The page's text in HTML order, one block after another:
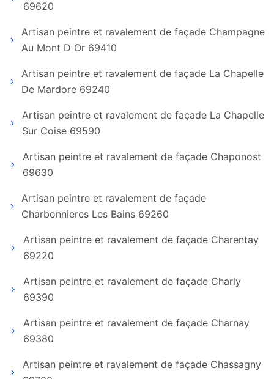
69620
Artisan peintre et ravalement de façade Champagne
Au Mont D Or 69410
Artisan peintre et ravalement de façade La Chapelle
De Mardore 69240
Artisan peintre et ravalement de façade La Chapelle
Sur Coise 69590
Artisan peintre et ravalement de façade Chaponost
69630
Artisan peintre et ravalement de façade
Charbonnieres Les Bains 69260
Artisan peintre et ravalement de façade Charentay
69220
Artisan peintre et ravalement de façade Charly
69390
Artisan peintre et ravalement de façade Charnay
69380
Artisan peintre et ravalement de façade Chassagny